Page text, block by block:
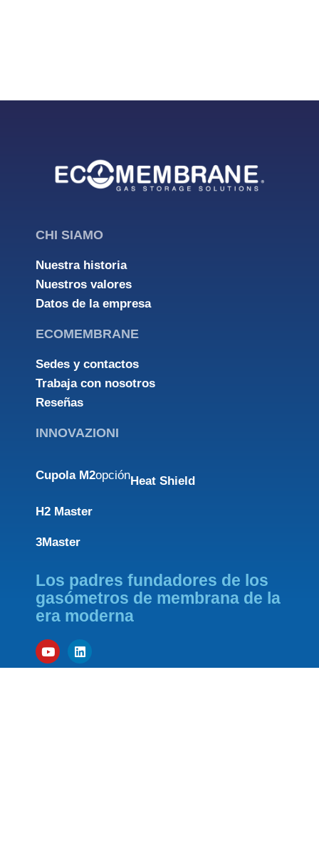
CHI SIAMO
Nuestra historia
Nuestros valores
Datos de la empresa
ECOMEMBRANE
Sedes y contactos
Trabaja con nosotros
Reseñas
INNOVAZIONI
Cupola M2opciónHeat Shield
H2 Master
3Master
Los padres fundadores de los
gasómetros de membrana de la
era moderna